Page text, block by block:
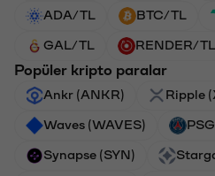
ADA/TL BTC/TL
GAL/TL RENDER/TL
Popüler kripto paralar
Ankr (ANKR) Ripple
Waves (WAVES)
Synapse (SYN)